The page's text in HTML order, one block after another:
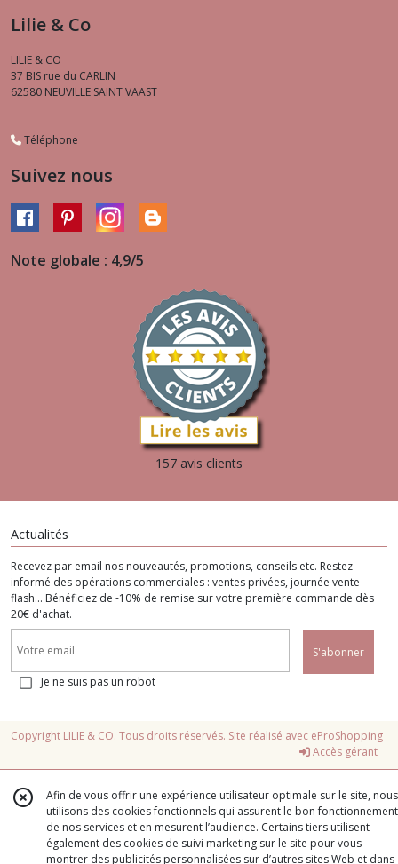
Lilie & Co
LILIE & CO
37 BIS rue du CARLIN
62580 NEUVILLE SAINT VAAST
Téléphone
Suivez nous
Note globale : 4,9/5
157 avis clients
Actualités
Recevez par email nos nouveautés, promotions, conseils etc. Restez
informé des opérations commerciales : ventes privées, journée vente
flash... Bénéficiez de -10% de remise sur votre première commande dès
20€ d'achat.
S'abonner
Je ne suis pas un robot
Copyright LILIE & CO. Tous droits réservés. Site réalisé avec eProShopping
Accès gérant
Afin de vous offrir une expérience utilisateur optimale sur le site, nous
utilisons des cookies fonctionnels qui assurent le bon fonctionnement
de nos services et en mesurent l’audience. Certains tiers utilisent
également des cookies de suivi marketing sur le site pour vous
montrer des publicités personnalisées sur d’autres sites Web et dans